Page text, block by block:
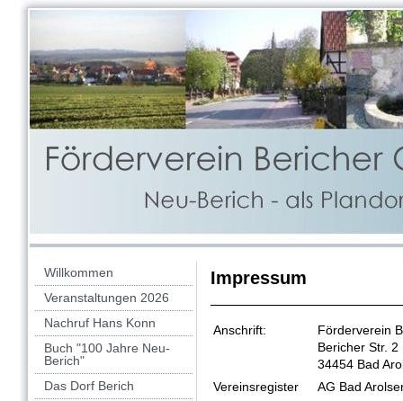
Willkommen
Veranstaltungen 2026
Nachruf Hans Konn
Buch "100 Jahre Neu-
Berich"
Das Dorf Berich
Impressum
Anschrift:
Förderverein
Bericher Str. 2
34454 Bad
Vereinsregister
AG Bad